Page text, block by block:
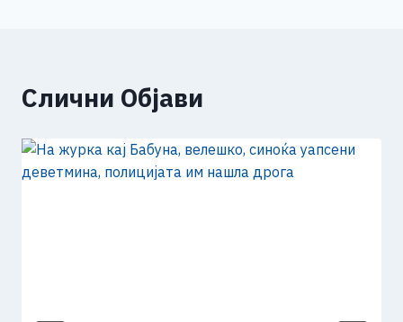
Слични Објави